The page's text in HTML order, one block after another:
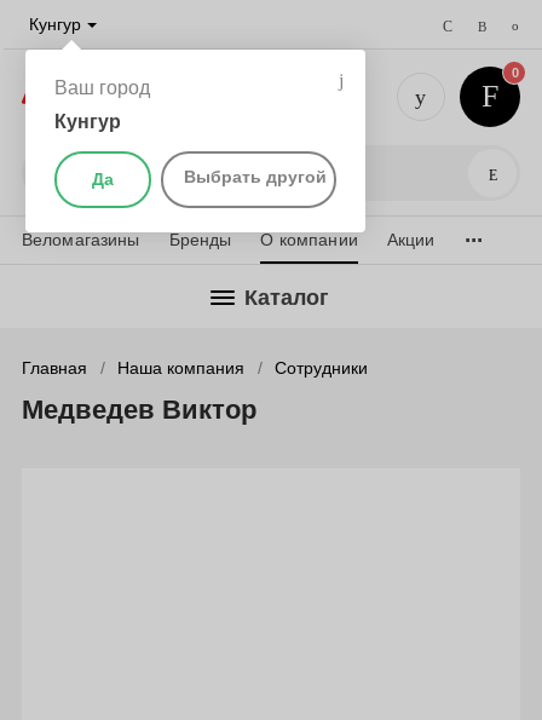
Кунгур
Ваш город
Кунгур
Да Выбрать другой Поиск
+7 (952)
0
Веломагазины Бренды О компании Акции ...
Каталог
Главная Наша компания Сотрудники
Медведев Виктор